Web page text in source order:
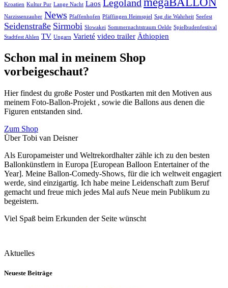
Kroatien Kultur Pur Lange Nacht Laos Legoland
Narzissenzauber News Pfaffenhofen Pfäffingen Heimspiel Sag die Wahrheit Seefest
Seidenstraße Sirmobi Slowakei Sommernachtstraum Oelde Spielbudenfestival
Stadtfest Ahlen TV Ungarn Varieté video trailer Äthiopien
Schon mal in meinem Shop
vorbeigeschaut?
Hier findest du große Poster und Postkarten mit den Motiven aus
meinem Foto-Ballon-Projekt , sowie die Ballons aus denen die
Figuren entstanden sind.
Zum Shop
Über Tobi van Deisner
Als Europameister und Weltrekordhalter zähle ich zu den besten
Ballonkünstlern in Europa [European Balloon Entertainer of the
Year]. Meine Ballon-Comedy-Shows, für die ich weltweit engagiert
werde, sind einzigartig. Ich habe meine Leidenschaft zum Beruf
gemacht und freue mich jedes Mal aufs Neue mein Publikum zu
begeistern.
Viel Spaß beim Erkunden der Seite wünscht
Aktuelles
Neueste Beiträge